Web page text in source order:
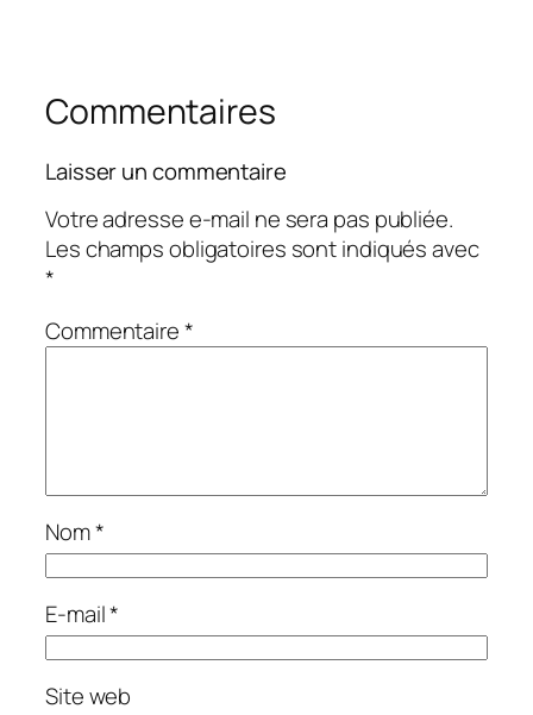
Commentaires
Laisser un commentaire
Votre adresse e-mail ne sera pas publiée.
Les champs obligatoires sont indiqués avec
*
Commentaire*
Nom*
E-mail*
Site web